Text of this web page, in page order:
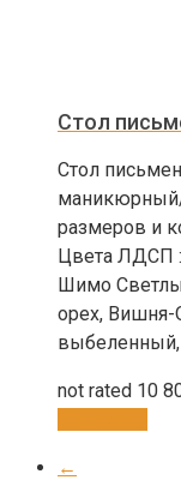
Стол
Стол
размеров и
Цвета ЛДСП :
Шимо
орех,
not rated 10
←